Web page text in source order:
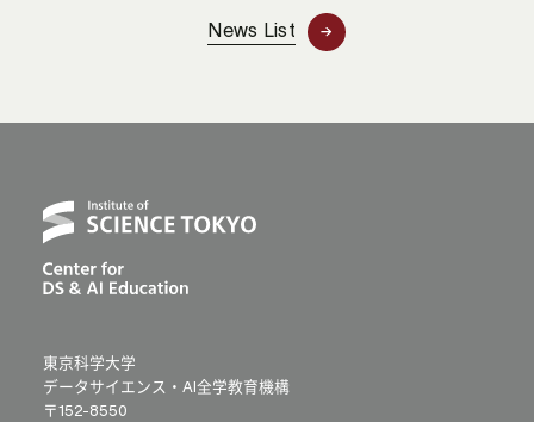
News List
東京科学大学
データサイエンス・AI全学教育機構
〒152-8550